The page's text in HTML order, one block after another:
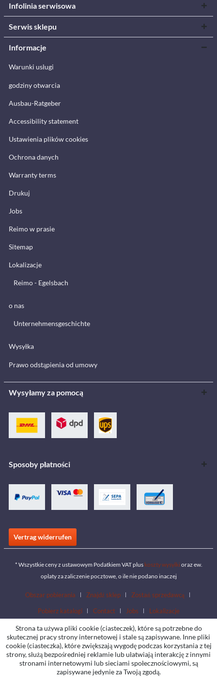
Infolinia serwisowa
Serwis sklepu
Informacje
Warunki usługi
godziny otwarcia
Ausbau-Ratgeber
Accessibility statement
Ustawienia plików cookies
Ochrona danych
Warranty terms
Drukuj
Jobs
Reimo w prasie
Sitemap
Lokalizacje
Reimo - Egelsbach
o nas
Unternehmensgeschichte
Wysyłka
Prawo odstąpienia od umowy
Wysyłamy za pomocą
Sposoby płatności
Vertrag widerrufen
* Wszystkie ceny z ustawowym Podatkiem VAT plus koszty wysyłki oraz ew.
opłaty za zaliczenie pocztowe, o ile nie podano inaczej
Obszar pobierania Znajdź sklep Zostań sprzedawcą
Pobierz katalogi Contact Jobs Lokalizacje
Strona ta używa pliki cookie (ciasteczek), które są potrzebne do
skutecznej pracy strony internetowej i stale są zapisywane. Inne pliki
cookie (ciasteczka), które zwiększają wygodę podczas korzystania z tej
strony, służą bezpośredniej reklamie lub ułatwiają interakcję z innymi
stronami internetowymi lub sieciami społecznościowymi, są
zapisywane jedynie za Twoją zgodą.